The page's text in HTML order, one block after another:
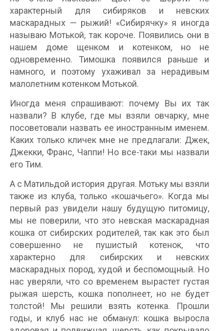
характерный для сибиряков и невских
маскарадных — рыжий! «Сибирячку» я иногда
называю Мотькой, так короче. Появились они в
нашем доме щенком и котенком, но не
одновременно. Тимошка появился раньше и
намного, и поэтому ухаживал за нерадивым
малолетним котенком Мотькой.
Иногда меня спрашивают: почему Вы их так
назвали? В клубе, где мы взяли овчарку, мне
посоветовали назвать ее иностранным именем.
Каких только кличек мне не предлагали: Джек,
Джекки, Франс, Чаппи! Но все-таки мы назвали
его Тим.
А с Матильдой история другая. Мотьку мы взяли
также из клуба, только «кошачьего». Когда мы
первый раз увидели нашу будущую питомицу,
мы не поверили, что это невская маскарадная
кошка от сибирских родителей, так как это был
совершенно не пушистый котенок, что
характерно для сибирских и невских
маскарадных пород, худой и беспомощный. Но
нас уверяли, что со временем вырастет густая
рыжая шерсть, кошка пополнеет, но не будет
толстой! Мы решили взять котенка. Прошли
годы, и клуб нас не обманул: кошка выросла